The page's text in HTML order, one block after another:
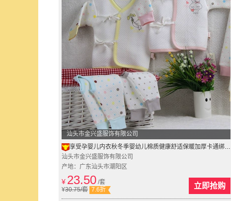
汕头市金兴盛服饰有限公司
享受孕婴儿内衣秋冬季婴幼儿棉质健康舒适保暖加厚卡通绑带套装
汕头市金兴盛服饰有限公司
产地：广东汕头市潮阳区
¥ 23.50 /套
¥30.75/套 7.6折 立即抢购